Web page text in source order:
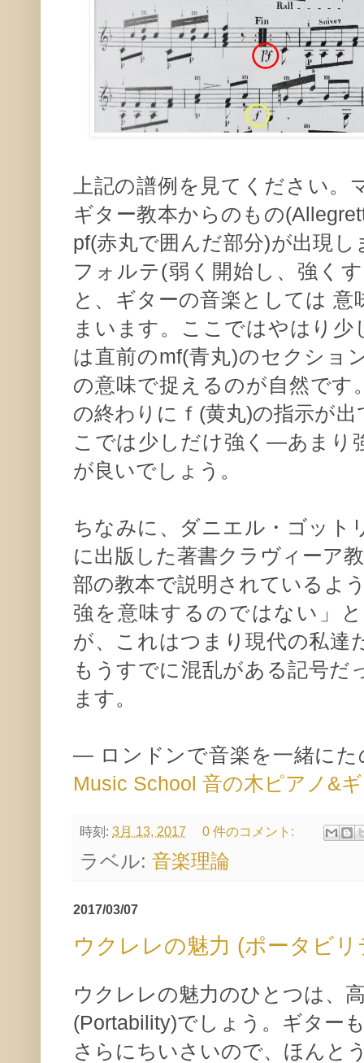
上記の譜例を見てください
ギター教本からのもの
pf(赤丸で囲んだ部分)が出現
フォルテ(弱く開始し、強く
と、ギターの音楽としては
まいます。ここではやはり少
は直前のmf(青丸)のセクショ
の意味で捉えるのが自然で
の終わりにｆ(黄丸)の指示が
こでは少しだけ強く—あまり
が良いでしょう。
ちなみに、ダニエル・ゴット
に出版した著書クラヴィーア
部の教本で説明されているよ
強を意味するのではない」
が、これはつまり現代の私達
もうすでに混乱がある記号だ
ます。
— ロンドンで音楽を一緒に
Music School 音の木ピアノ&
時刻: 3月 13, 2017 0 件のコメント:
ラベル: 音楽理論
2017/03/07
ウクレレの魅力 (ポータビリ
ウクレレの魅力のひとつは、
(Portability)でしょう。ギター
さらにちいさいので、ほんと